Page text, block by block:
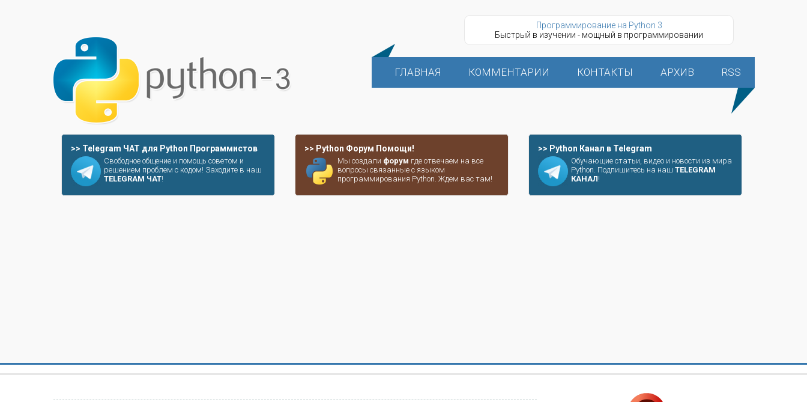
Программирование на Python 3
Быстрый в изучении - мощный в программировании
ГЛАВНАЯ КОММЕНТАРИИ КОНТАКТЫ АРХИВ RSS
>> Telegram ЧАТ для Python Программистов
Свободное общение и помощь советом и
решением проблем с кодом! Заходите в наш
TELEGRAM ЧАТ!
>> Python Форум Помощи!
Мы создали форум где отвечаем на все
вопросы связанные с языком
программирования Python. Ждем вас там!
>> Python Канал в Telegram
Обучающие статьи, видео и новости из мира
Python. Подпишитесь на нашTELEGRAM
КАНАЛ!